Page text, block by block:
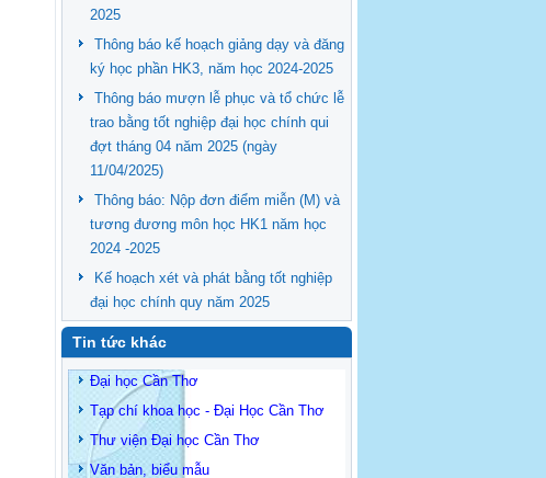
2025
Thông báo kế hoạch giảng dạy và đăng
ký học phần HK3, năm học 2024-2025
Thông báo mượn lễ phục và tổ chức lễ
trao bằng tốt nghiệp đại học chính qui
đợt tháng 04 năm 2025 (ngày
11/04/2025)
Thông báo: Nộp đơn điểm miễn (M) và
tương đương môn học HK1 năm học
2024 -2025
Kế hoạch xét và phát bằng tốt nghiệp
đại học chính quy năm 2025
Tin tức khác
Đại học Cần Thơ
Tạp chí khoa học - Đại Học Cần Thơ
Thư viện Đại học Cần Thơ
Văn bản, biểu mẫu